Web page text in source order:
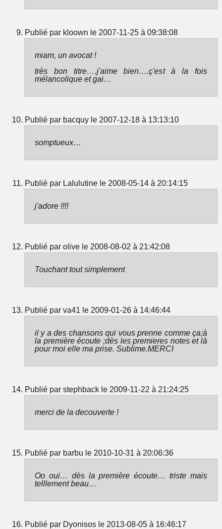
Publié par kloown le 2007-11-25 à 09:38:08
miam, un avocat !
très bon titre….j'aime bien….ç'est à la fois
mélancolique et gai…
Publié par bacquy le 2007-12-18 à 13:13:10
somptueux…
Publié par Lalulutine le 2008-05-14 à 20:14:15
j'adore !!!!
Publié par olive le 2008-08-02 à 21:42:08
Touchant tout simplement
Publié par va41 le 2009-01-26 à 14:46:44
il y a des chansons qui vous prenne comme ça;à
la première écoute ;dès les premieres notes et là
pour moi elle ma prise. Sublime.MERCI
Publié par stephback le 2009-11-22 à 21:24:25
merci de la decouverte !
Publié par barbu le 2010-10-31 à 20:06:36
Oo oui… dès la première écoute… triste mais
telllement beau…
Publié par Dyonisos le 2013-08-05 à 16:46:17